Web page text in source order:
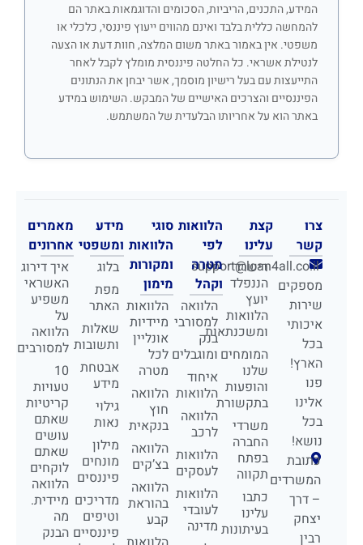
המידע, התכנים, הריביות, הסכומים והדוגמאות באתר הם
להמחשה כללית בלבד ואינם מהווים ייעוץ פיננסי, כלכלי או
משפטי. אין באמור באתר משום המלצה, חוות דעת או הצעה
לנטילת אשראי. כל החלטה פיננסית מומלץ לקבל לאחר
התייעצות עם בעל רישיון מוסמך, אשר יבחן את הנתונים
הפיננסיים והצרכים האישיים של המבקש. השימוש במידע
באתר הוא על אחריותו הבלעדית של המשתמש.
צרו
קשר
support@loan4all.co.il
מספקים
שירות
איכותי
בכל
הארץ!
פנו
אלינו
בכל
נושא!
כתובת
המשרדים
– דרך
יצחק
רבין
קצת
עלינו
רישרד
הננפלד
יועץ
הלוואות
ומשכנתאות
המומחים
שלנו
והופעות
בתקשורת
משרדי
החברה
בפתח
תקווה
כתבו
עלינו
בעיתונות
הלוואות
לפי
מטרה
וקהל
הלוואה
למסורבי
בנק
ומוגבלים
איחוד
הלוואות
הלוואה
לרכב
הלוואות
לעסקים
הלוואות
לעובדי
מדינה
סוגי
הלוואות
ומקורות
מימון
הלוואות
מיידיות
אונליין
לכל
מטרה
הלוואה
חוץ
בנקאית
הלוואה
בצ’קים
הלוואה
בהוראת
קבע
מידע
ומשפטי
בלוג
מפת
האתר
שאלות
ותשובות
אבטחת
מידע
גילוי
נאות
מילון
מונחים
פיננסים
מדריכים
וטיפים
פיננסיים
מאמרים
אחרונים
איך דירוג
האשראי
משפיע
על
הלוואה
למסורבים
10
טעויות
קריטיות
שאתם
עושים
שאתם
לוקחים
הלוואה
מיידית.
מה
הבנק